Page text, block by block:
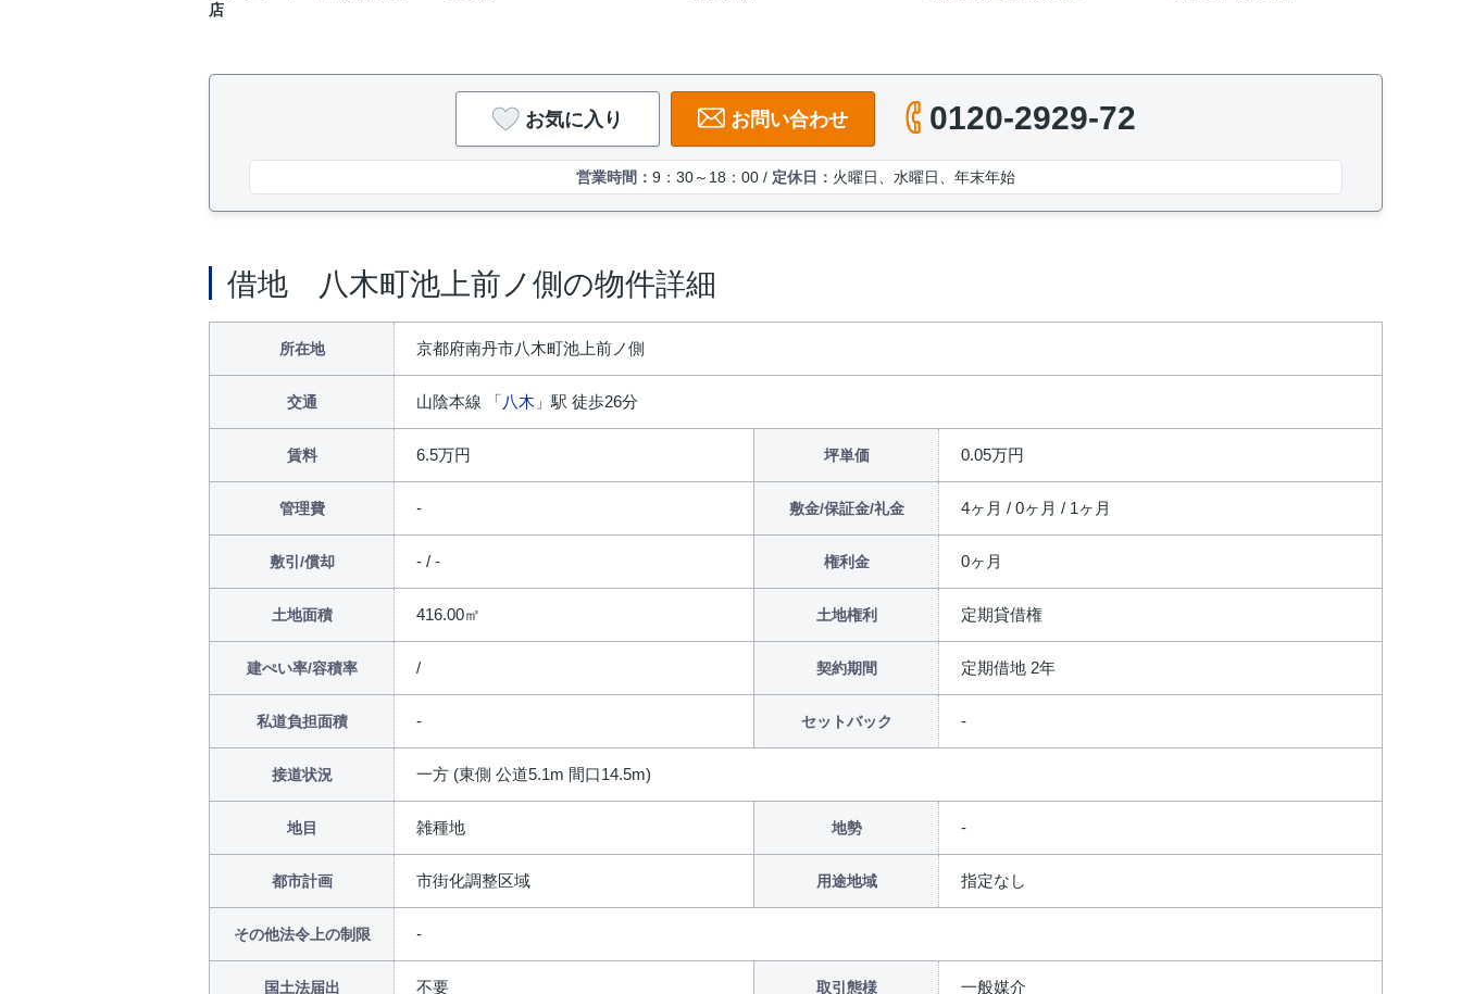
店
お気に入り お問い合わせ 0120-2929-72
営業時間： 9：30～18：00 / 定休日： 火曜日、水曜日、年末年始
借地 八木町池上前ノ側の物件詳細
所在地 京都府南丹市八木町池上前ノ側
交通 山陰本線 「八木 」駅 徒歩26分
賃料 6.5万円 坪単価 0.05万円
管理費 敷金/保証金/礼金 4ヶ月 / 0ヶ月 / 1ヶ月
敷引/償却 - / - 権利金 0ヶ月
土地面積 416.00㎡ 土地権利 定期貸借権
建ぺい率/容積率 / 契約期間 定期借地 2年
私道負担面積 セットバック
接道状況 一方 (東側 公道5.1m 間口14.5m)
地目 雑種地 地勢
都市計画 市街化調整区域 用途地域 指定なし
その他法令上の制限
国土法届出 不要 取引態様 一般媒介